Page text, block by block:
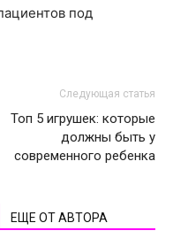
под
Следующая статья
Топ 5 игрушек: которые
должны быть у
современного ребенка
ЕЩЕ ОТ АВТОРА